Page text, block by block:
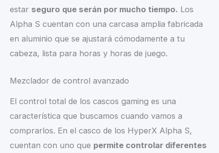
estar seguro que serán por mucho tiempo. Los
Alpha S cuentan con una carcasa amplia fabricada
en aluminio que se ajustará cómodamente a tu
cabeza, lista para horas y horas de juego.
Mezclador de control avanzado
El control total de los cascos gaming es una
característica que buscamos cuando vamos a
comprarlos. En el casco de los HyperX Alpha S,
cuentan con uno que permite controlar diferentes